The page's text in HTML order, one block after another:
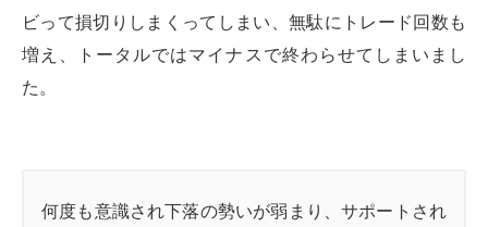
ビって損切りしまくってしまい、無駄にトレード回数も
増え、トータルではマイナスで終わらせてしまいまし
た。
何度も意識され下落の勢いが弱まり、サポートされ